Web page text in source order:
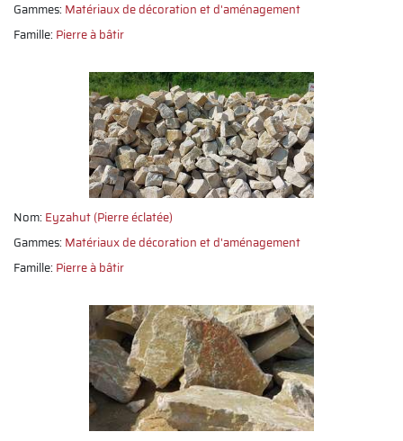
Gammes: Matériaux de décoration et d'aménagement
Famille: Pierre à bâtir
Nom: Eyzahut (Pierre éclatée)
Gammes: Matériaux de décoration et d'aménagement
Famille: Pierre à bâtir